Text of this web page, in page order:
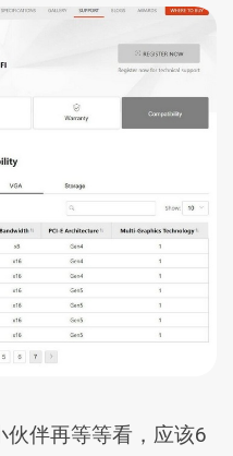
伙伴再等等看，应该6